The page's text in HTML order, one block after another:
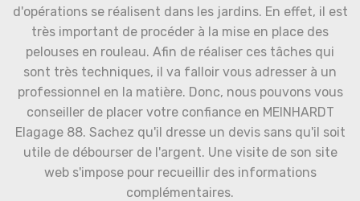
d'opérations se réalisent dans les jardins. En effet, il est
très important de procéder à la mise en place des
pelouses en rouleau. Afin de réaliser ces tâches qui
sont très techniques, il va falloir vous adresser à un
professionnel en la matière. Donc, nous pouvons vous
conseiller de placer votre confiance en MEINHARDT
Elagage 88. Sachez qu'il dresse un devis sans qu'il soit
utile de débourser de l'argent. Une visite de son site
web s'impose pour recueillir des informations
complémentaires.